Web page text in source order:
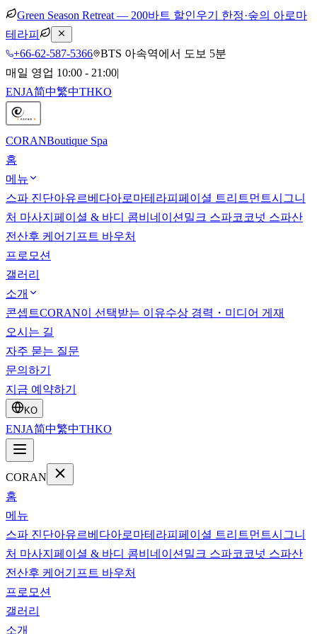
Green Season Retreat — 200바트 할인우기 한정·숲의 아로마
테라피
+66-62-587-5366
BTS 아속역에서 도보 5분
매일 영업 10:00 - 21:00|
ENJA简中繁中THKO
CORANBoutique Spa
홈
메뉴
스파 진단아유르베다아로마테라피 페이셜 트리트먼트시그니
처 마사지 페이셜 & 바디 콤비네이션 밀크 스파코코넛 스파산
전산후 케어 기프트 바우처
프로모션
갤러리
소개
콘셉트CORAN이 선택받는 이유수상 경력・미디어 게재
오시는 길
자주 묻는 질문
문의하기
지금 예약하기
KO
ENJA简中繁中THKO
CORAN
홈
메뉴
스파 진단아유르베다아로마테라피 페이셜 트리트먼트시그니
처 마사지 페이셜 & 바디 콤비네이션 밀크 스파코코넛 스파산
전산후 케어 기프트 바우처
프로모션
갤러리
소개